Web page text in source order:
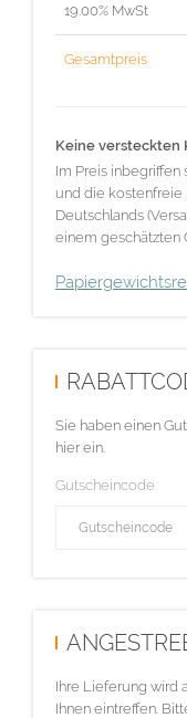
19.00% MwSt
Gesamtpreis
Keine versteckten
Im Preis inbegriffen
und die kostenfreie
Deutschlands
einem geschätzten
Sie haben einen
hier ein.
Gutscheincode
Ihre Lieferung wird
Ihnen eintreffen.